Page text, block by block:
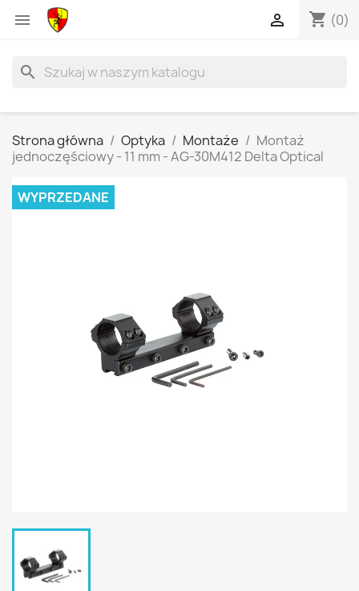
 shopping_cart (0)

search
Strona główna Optyka Montaże
Montaż
jednoczęściowy - 11 mm - AG-30M412 Delta Optical
WYPRZEDANE